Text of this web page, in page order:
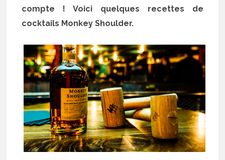
compte ! Voici quelques recettes de
cocktails Monkey Shoulder.